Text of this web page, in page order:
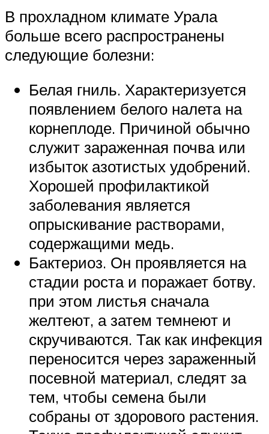
В прохладном климате Урала
больше всего распространены
следующие болезни:
Белая гниль. Характеризуется
появлением белого налета на
корнеплоде. Причиной обычно
служит зараженная почва или
избыток азотистых удобрений.
Хорошей профилактикой
заболевания является
опрыскивание растворами,
содержащими медь.
Бактериоз. Он проявляется на
стадии роста и поражает ботву.
при этом листья сначала
желтеют, а затем темнеют и
скручиваются. Так как инфекция
переносится через зараженный
посевной материал, следят за
тем, чтобы семена были
собраны от здорового растения.